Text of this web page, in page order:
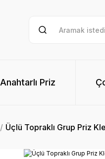
Anahtarlı Priz
Üçlü Topraklı Grup Priz